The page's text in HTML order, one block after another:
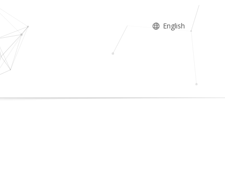
English